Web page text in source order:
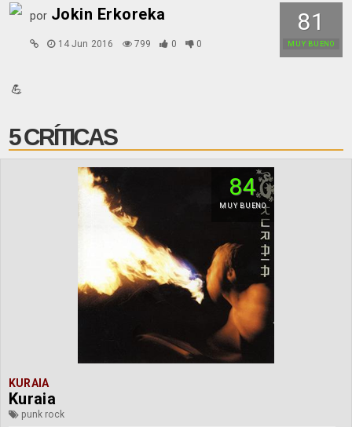
81
MUY BUENO
por Jokin Erkoreka
14 Jun 2016 799 0 0
💪
5 CRÍTICAS
84
MUY BUENO
KURAIA
Kuraia
punk rock